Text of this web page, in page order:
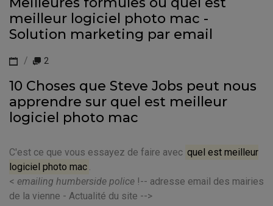
meilleur logiciel photo mac -
Solution marketing par email
2
10 Choses que Steve Jobs peut nous
apprendre sur quel est meilleur
logiciel photo mac
C'est ce que vous essayez de faire avec quel est meilleur
logiciel photo mac .
< emailing humberside police !-- adresse email des mairies
de la vienne - Actualité du site -->